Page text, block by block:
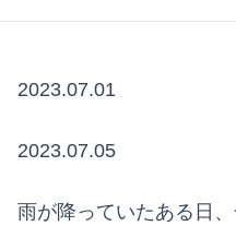
2023.07.01
2023.07.05
雨が降っていたある日